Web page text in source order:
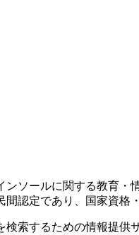
ソールに関する教育
認定であり、国家資格
索するための情報提